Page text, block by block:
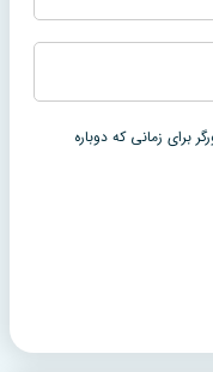
برای زمانی که دوباره